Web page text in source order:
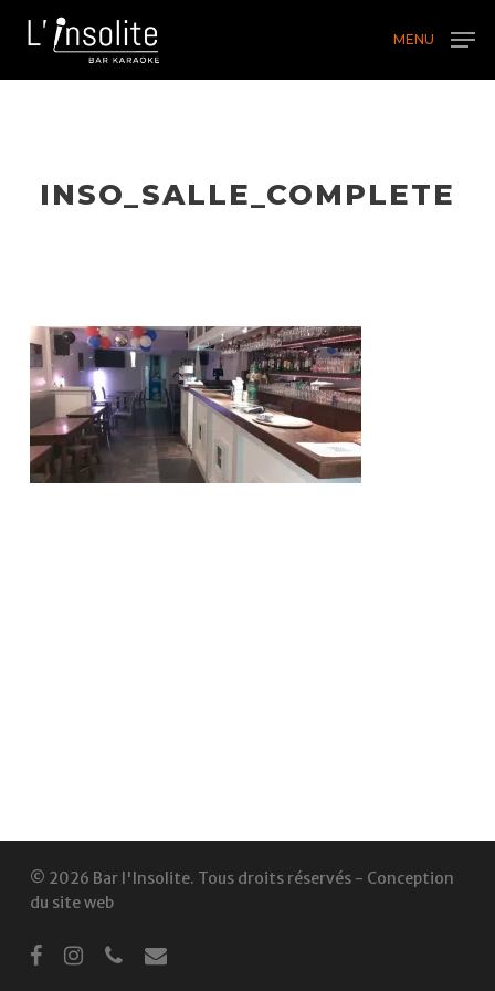
Skip
main
MENU
INSO_SALLE_COMPLETE
© 2026 Bar l'Insolite. Tous droits réservés - Conception
du site web
facebookinstagram
phoneemail